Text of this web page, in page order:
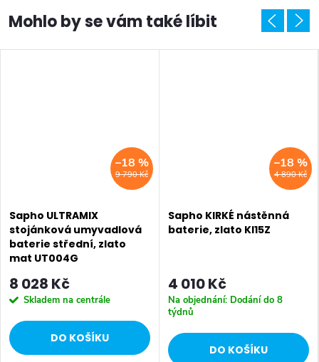
9 790 Kč
–18 %
Sapho ULTRAMIX
stojánková umyvadlová
baterie střední, zlato
mat UT004G
8 028 Kč
Skladem na centrále
DO KOŠÍKU
4 890 Kč
–18 %
Sapho KIRKÉ nástěnná
baterie, zlato KI15Z
4 010 Kč
Na objednání: Dodání do 8
týdnů
DO KOŠÍKU